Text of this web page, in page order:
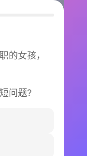
的女孩，
问题?
单
身边的TA